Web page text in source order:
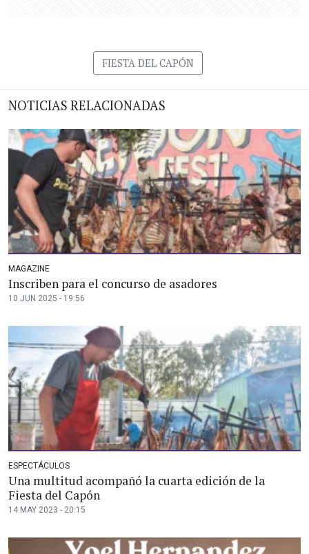
FIESTA DEL CAPÓN
NOTICIAS RELACIONADAS
MAGAZINE
Inscriben para el concurso de asadores
10 JUN 2025 - 19:56
ESPECTÁCULOS
Una multitud acompañó la cuarta edición de la
Fiesta del Capón
14 MAY 2023 - 20:15